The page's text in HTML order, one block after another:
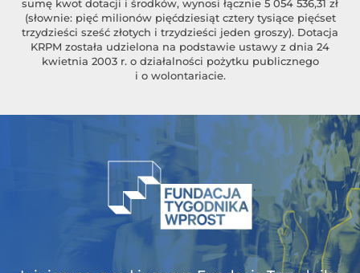
sumę kwot dotacji i środków, wynosi łącznie 5 054 536,31 zł
(słownie: pięć milionów pięćdziesiąt cztery tysiące pięćset
trzydzieści sześć złotych i trzydzieści jeden groszy). Dotacja
KRPM została udzielona na podstawie ustawy z dnia 24
kwietnia 2003 r. o działalności pożytku publicznego
i o wolontariacie.